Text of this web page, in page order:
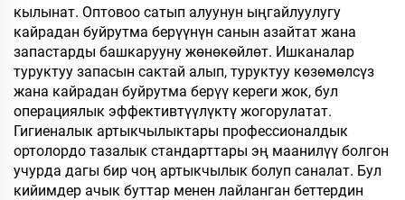
кылынат. Оптовоо сатып алуунун ыңгайлуулугу
кайрадан буйрутма берүүнүн санын азайтат жана
запастарды башкарууну жөнөкөйлөт. Ишканалар
туруктуу запасын сактай алып, туруктуу көзөмөлсүз
жана кайрадан буйрутма берүү кереги жок, бул
операциялык эффективтүүлүктү жогорулатат.
Гигиеналык артыкчылыктары профессионалдык
ортолордо тазалык стандарттары эң маанилүү болгон
учурда дагы бир чоң артыкчылык болуп саналат. Бул
кийимдер ачык буттар менен лайланган беттердин